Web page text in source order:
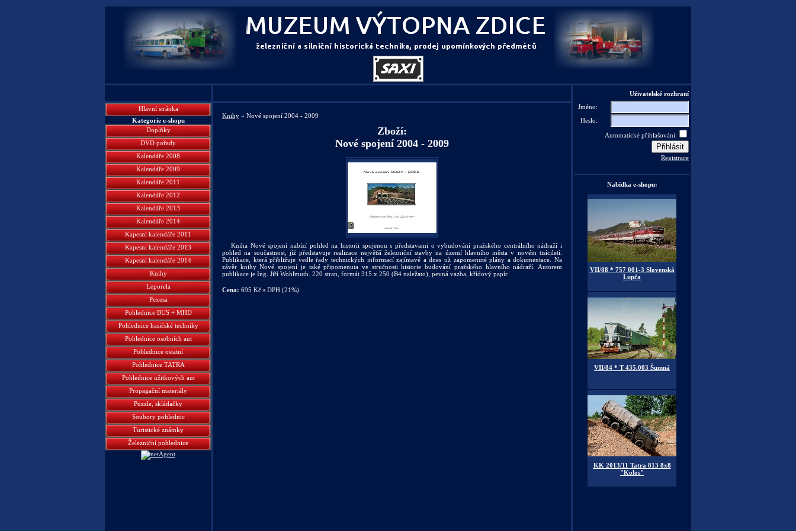
Uživatelské rozhraní
Jméno:
Heslo:
Automatické přihlašování:
Registrace
Nabídka e-shopu:
VII/88 * 757 001-3 Slovenská
Lupča
VII/84 * T 435.003 Šumná
KK 2013/11 Tatra 813 8x8
"Kolos"
Hlavní stránka
Kategorie e-shopu
Doplňky
DVD pořady
Kalendáře 2008
Kalendáře 2009
Kalendáře 2011
Kalendáře 2012
Kalendáře 2013
Kalendáře 2014
Kapesní kalendáře 2011
Kapesní kalendáře 2013
Kapesní kalendáře 2014
Knihy
Leporela
Pexesa
Pohlednice BUS + MHD
Pohlednice hasičské techniky
Pohlednice osobních aut
Pohlednice ostatní
Pohlednice TATRA
Pohlednice užitkových aut
Propagační materiály
Puzzle, skládačky
Soubory pohlednic
Turistické známky
Železniční pohlednice
Knihy » Nové spojení 2004 - 2009
Zboží:
Nové spojení 2004 - 2009
Kniha Nové spojení nabízí pohled na historii spojenou s představami o vybudování pražského centrálního nádraží i
pohled na součastnost, jíž představuje realizace největší železniční stavby na území hlavního města v novém tisíciletí.
Publikace, která přibližuje vedle řady technických informací zajímavé a dnes už zapomenuté plány a dokumentace. Na
závěr knihy Nové spojení je také připomenuta ve stručnosti historie budování pražského hlavního nádraží. Autorem
publikace je Ing. Jiří Wohlmuth. 220 stran, formát 315 x 250 (B4 naležato), pevná vazba, křídový papír.
Cena: 695 Kč s DPH (21%)